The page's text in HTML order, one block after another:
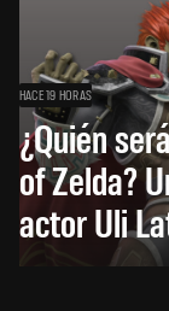
HACE 19 HORAS
¿Quién
of Zelda?
actor Uli